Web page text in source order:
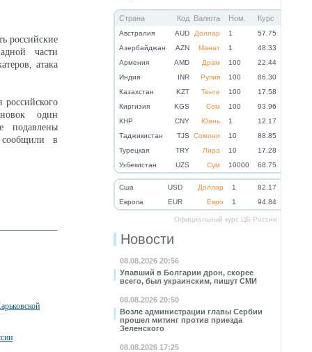
Страна Код Валюта Ном. Курс
Австралия AUD Доллар 1
57.75
Азербайджан
AZN Манат 1
48.33
Армения
AMD Драм 100
22.44
Индия
INR Рупия 100
86.30
Казахстан
KZT Тенге 100
17.58
Киргизия
KGS Сом 100
93.96
КНР
CNY Юань 1
12.17
Таджикистан
TJS Сомони 10
88.85
Турецкая
TRY Лира 10
17.28
Узбекистан
UZS Сум 10000 68.75
Cша USD Доллар 1
82.17
Eвропа
EUR Евро 1 94.84
Официальный курс ЦБ России
Новости
08.08.2026 20:56
Упавший в Болгарии дрон, скорее
всего, был украинским, пишут СМИ
08.08.2026 20:50
Возле администрации главы Сербии
прошел митинг против приезда
Зеленского
08.08.2026 17:25
российские
части
атака
один
подавлены
сообщили в